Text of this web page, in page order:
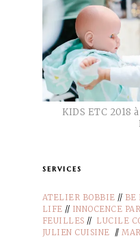
KIDS ETC 2018
services
ATELIER BOBBIE // BE
LIFE // INNOCENCE
FEUILLES // LUCILE
JULIEN CUISINE //